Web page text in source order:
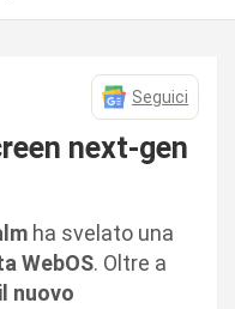
Seguici
next-gen
ha svelato una
WebOS. Oltre a
il nuovo